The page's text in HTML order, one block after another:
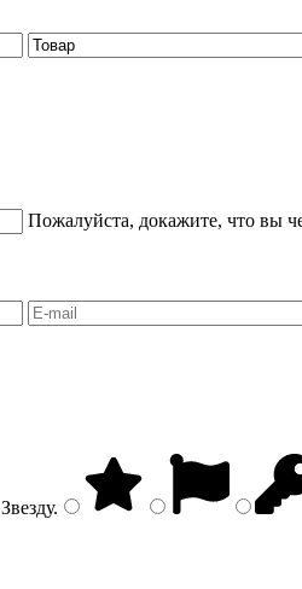
Пожалуйста, докажите, что вы
Звезду.